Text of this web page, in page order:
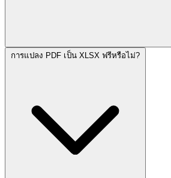
การแปลง PDF เป็น XLSX ฟรีหรือไม่?